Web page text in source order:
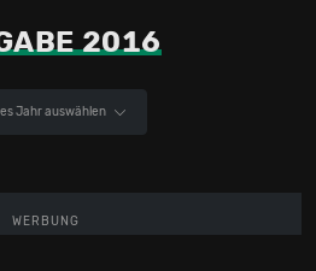
2016
Jahr auswählen
WERBUNG